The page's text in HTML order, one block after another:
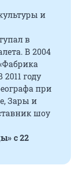
и
в
В 2004
году
при
Зары и
шоу
с 22